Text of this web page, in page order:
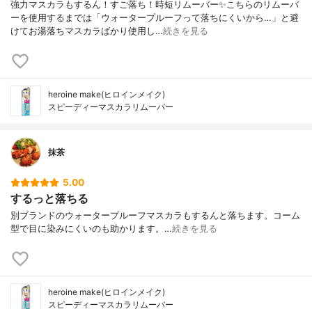
強力マスカラもするん！すご落ち！時短リムーバー✨こちらのリムーバ
ーを使用するまでは「ウォータープルーフって落ちにくいから…」と避
けてお湯落ちマスカラばかり使用し…続きを見る
heroine make(ヒロインメイク)
スピーディーマスカラリムーバー
抹茶
5.00
するっと落ちる
別ブランドのウォータープルーフマスカラもするんと落ちます。コーム
型で目に染みにくいのも助かります。…続きを見る
heroine make(ヒロインメイク)
スピーディーマスカラリムーバー